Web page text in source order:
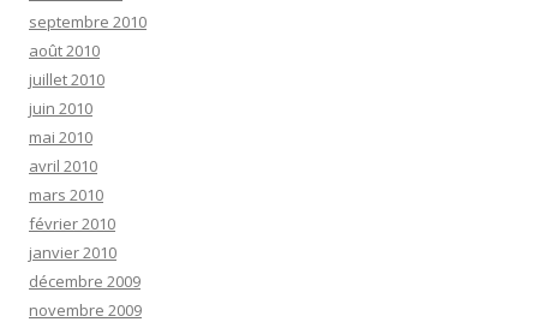
septembre 2010
août 2010
juillet 2010
juin 2010
mai 2010
avril 2010
mars 2010
février 2010
janvier 2010
décembre 2009
novembre 2009